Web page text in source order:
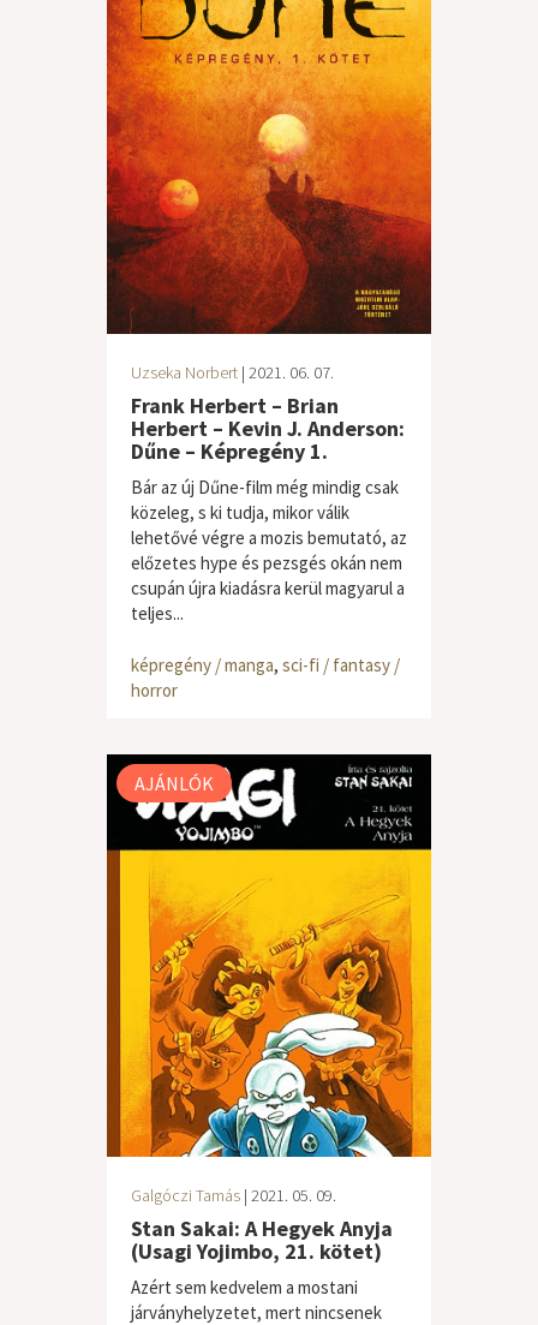
Uzseka Norbert | 2021. 06. 07.
Frank Herbert – Brian
Herbert – Kevin J. Anderson:
Dűne – Képregény 1.
Bár az új Dűne-film még mindig csak
közeleg, s ki tudja, mikor válik
lehetővé végre a mozis bemutató, az
előzetes hype és pezsgés okán nem
csupán újra kiadásra kerül magyarul a
teljes...
képregény / manga, sci-fi / fantasy /
horror
AJÁNLÓK
Galgóczi Tamás | 2021. 05. 09.
Stan Sakai: A Hegyek Anyja
(Usagi Yojimbo, 21. kötet)
Azért sem kedvelem a mostani
járványhelyzetet, mert nincsenek